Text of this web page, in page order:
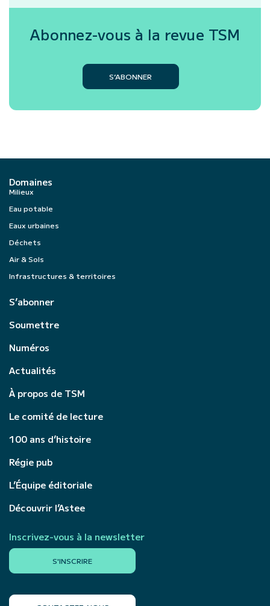
Abonnez-vous à la revue TSM
S’ABONNER
Domaines
Milieux
Eau potable
Eaux urbaines
Déchets
Air & Sols
Infrastructures & territoires
S’abonner
Soumettre
Numéros
Actualités
À propos de TSM
Le comité de lecture
100 ans d’histoire
Régie pub
L’Équipe éditoriale
Découvrir l’Astee
Inscrivez-vous à la newsletter
S'INSCRIRE